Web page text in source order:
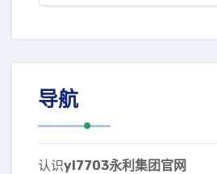
导航
认识yl7703永利集团官网